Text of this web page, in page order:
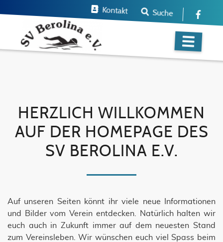
Kontakt Suche
HERZLICH WILLKOMMEN
AUF DER HOMEPAGE DES
SV BEROLINA E.V.
Auf unseren Seiten könnt ihr viele neue Informationen
und Bilder vom Verein entdecken. Natürlich halten wir
euch auch in Zukunft immer auf dem neuesten Stand
zum Vereinsleben. Wir wünschen euch viel Spass beim